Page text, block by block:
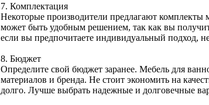
7. Комплектация
Некоторые производители предлагают комплекты
может быть удобным решением, так как вы
если вы предпочитаете индивидуальный подход,
8. Бюджет
Определите свой бюджет заранее. Мебель для
материалов и бренда. Не стоит экономить на
долго. Лучше выбрать надежные и долговечные